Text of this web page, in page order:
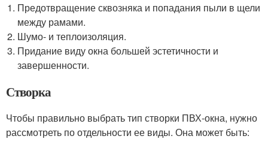
Предотвращение сквозняка и попадания пыли в щели
между рамами.
Шумо- и теплоизоляция.
Придание виду окна большей эстетичности и
завершенности.
Створка
Чтобы правильно выбрать тип створки ПВХ-окна, нужно
рассмотреть по отдельности ее виды. Она может быть: